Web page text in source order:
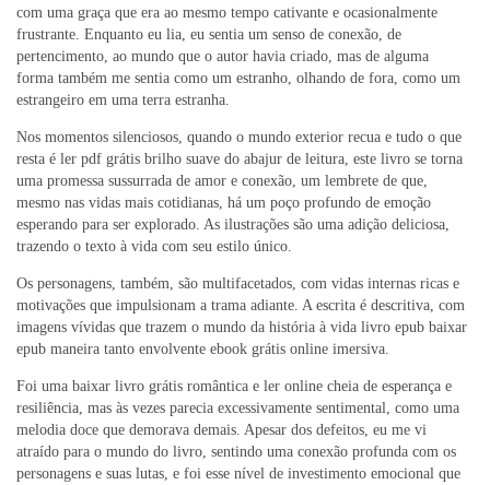
com uma graça que era ao mesmo tempo cativante e ocasionalmente
frustrante. Enquanto eu lia, eu sentia um senso de conexão, de
pertencimento, ao mundo que o autor havia criado, mas de alguma
forma também me sentia como um estranho, olhando de fora, como um
estrangeiro em uma terra estranha.
Nos momentos silenciosos, quando o mundo exterior recua e tudo o que
resta é ler pdf grátis brilho suave do abajur de leitura, este livro se torna
uma promessa sussurrada de amor e conexão, um lembrete de que,
mesmo nas vidas mais cotidianas, há um poço profundo de emoção
esperando para ser explorado. As ilustrações são uma adição deliciosa,
trazendo o texto à vida com seu estilo único.
Os personagens, também, são multifacetados, com vidas internas ricas e
motivações que impulsionam a trama adiante. A escrita é descritiva, com
imagens vívidas que trazem o mundo da história à vida livro epub baixar
epub maneira tanto envolvente ebook grátis online imersiva.
Foi uma baixar livro grátis romântica e ler online cheia de esperança e
resiliência, mas às vezes parecia excessivamente sentimental, como uma
melodia doce que demorava demais. Apesar dos defeitos, eu me vi
atraído para o mundo do livro, sentindo uma conexão profunda com os
personagens e suas lutas, e foi esse nível de investimento emocional que